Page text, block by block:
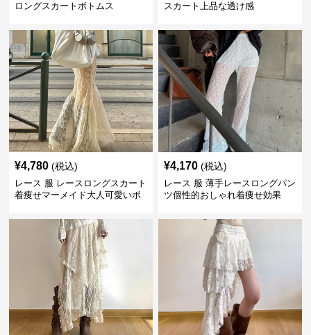
ロングスカートボトムス
スカート上品な透け感
¥4,780 (税込)
レース 服 レースロングスカート
着痩せマーメイド大人可愛いボ
¥4,170 (税込)
レース 服 薄手レースロングパン
ツ個性的おしゃれ着痩せ効果